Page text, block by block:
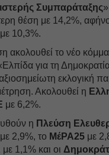
Συμπαράταξης
θέση με 14,2%,
10,3%.
ακολουθεί το νέο
για τη
εκλογική
Ακολουθεί η
με 6,2%.
η Πλεύση
με 2,9%, το ΜέΡΑ25 με
με 1,1% και οι